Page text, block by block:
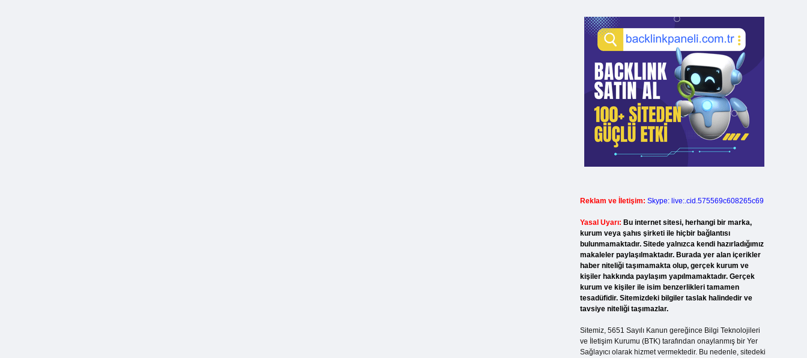
Reklam ve İletişim: Skype: live:.cid.575569c608265c69
Yasal Uyarı: Bu internet sitesi, herhangi bir marka,
kurum veya şahıs şirketi ile hiçbir bağlantısı
bulunmamaktadır. Sitede yalnızca kendi hazırladığımız
makaleler paylaşılmaktadır. Burada yer alan içerikler
haber niteliği taşımamakta olup, gerçek kurum ve
kişiler hakkında paylaşım yapılmamaktadır. Gerçek
kurum ve kişiler ile isim benzerlikleri tamamen
tesadüfidir. Sitemizdeki bilgiler taslak halindedir ve
tavsiye niteliği taşımazlar.
Sitemiz, 5651 Sayılı Kanun gereğince Bilgi Teknolojileri
ve İletişim Kurumu (BTK) tarafından onaylanmış bir Yer
Sağlayıcı olarak hizmet vermektedir. Bu nedenle, sitedeki